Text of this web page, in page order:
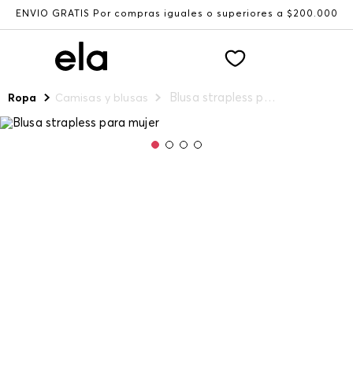
ENVÍO GRATIS Por compras iguales o superiores a $200.000
Ropa Camisas y blusas Blusa strapless para mujer